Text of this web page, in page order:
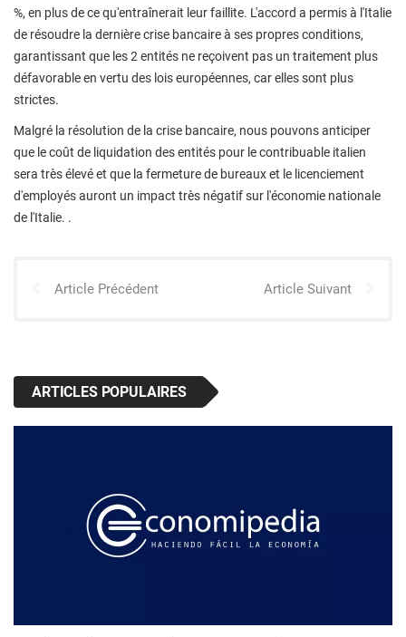
%, en plus de ce qu'entraînerait leur faillite. L'accord a permis à l'Italie
de résoudre la dernière crise bancaire à ses propres conditions,
garantissant que les 2 entités ne reçoivent pas un traitement plus
défavorable en vertu des lois européennes, car elles sont plus
strictes.
Malgré la résolution de la crise bancaire, nous pouvons anticiper
que le coût de liquidation des entités pour le contribuable italien
sera très élevé et que la fermeture de bureaux et le licenciement
d'employés auront un impact très négatif sur l'économie nationale
de l'Italie. .
Article Précédent Article Suivant
ARTICLES POPULAIRES